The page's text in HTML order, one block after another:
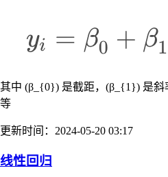
其中 (β_{0}) 是截距，(β_{1}) 是
等
更新时间：2024-05-20 03:17
线性回归